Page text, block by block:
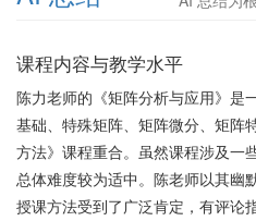
课程内容与教学水平
陈力老师的《矩阵分析与应用》是
基础、特殊矩阵、矩阵微分、矩阵
方法》课程重合。虽然课程涉及一
总体难度较为适中。陈老师以其幽
授课方法受到了广泛肯定，有评论